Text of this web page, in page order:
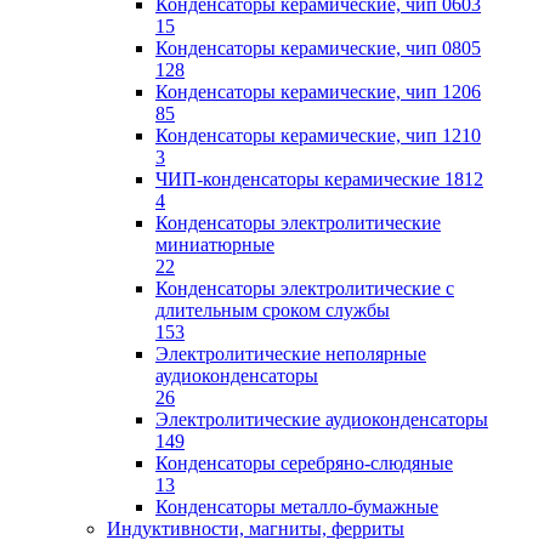
15
Конденсаторы керамические, чип 0805
128
Конденсаторы керамические, чип 1206
85
Конденсаторы керамические, чип 1210
3
ЧИП-конденсаторы керамические 1812
4
Конденсаторы электролитические
миниатюрные
22
Конденсаторы электролитические с
длительным сроком службы
153
Электролитические неполярные
аудиоконденсаторы
26
Электролитические аудиоконденсаторы
149
Конденсаторы серебряно-слюдяные
13
Конденсаторы металло-бумажные
Индуктивности, магниты, ферриты